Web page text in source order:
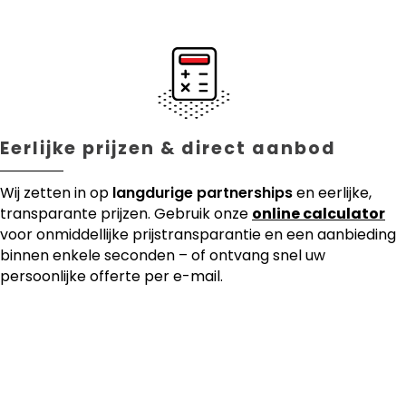
Eerlijke prijzen & direct aanbod
Wij zetten in op langdurige partnershipsen eerlijke,
transparante prijzen. Gebruik onze online calculator
voor onmiddellijke prijstransparantie en een aanbieding
binnen enkele seconden – of ontvang snel uw
persoonlijke offerte per e-mail.